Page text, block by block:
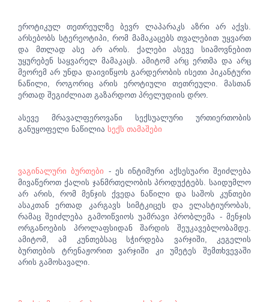
ეროტიკულ თეთრეულზე ბევრ ლაპარაკს აზრი არ აქვს.
არსებობს სტერეოტიპი, რომ მამაკაცებს თვალებით უყვართ
და მთლად ასე არ არის. ქალები ასევე სიამოვნებით
უყურებენ საყვარელ მამაკაცს. ამიტომ არც ერთმა და არც
მეორემ არ უნდა დაივიწყოს გარდერობის ისეთი პიკანტური
ნაწილი, როგორიც არის ეროტიული თეთრეული. მასთან
ერთად შეგიძლიათ გაზარდოთ პრელუდიის დრო.
ასევე მრავალფეროვანი სექსუალური ურთიერთობის
განუყოფელი ნაწილია სექს თამაშები
ვაგინალური ბურთები - ეს ინტიმური აქსესუარი შეიძლება
მივაწეროთ ქალის ჯანმრთელობის პროდუქტებს. საიდუმლო
არ არის, რომ მენჯის ქვედა ნაწილი და საშოს კუნთები
ასაკთან ერთად კარგავს სიმტკიცეს და ელასტიურობას,
რამაც შეიძლება გამოიწვიოს უამრავი პრობლემა - მენჯის
ორგანოების პროლაფსიდან შარდის შეუკავებლობამდე.
ამიტომ, ამ კუნთებსაც სჭირდება ვარჯიში, კეგელის
ბურთების ტრენაჟორით ვარჯიში კი უმეტეს შემთხვევაში
არის გამოსავალი.